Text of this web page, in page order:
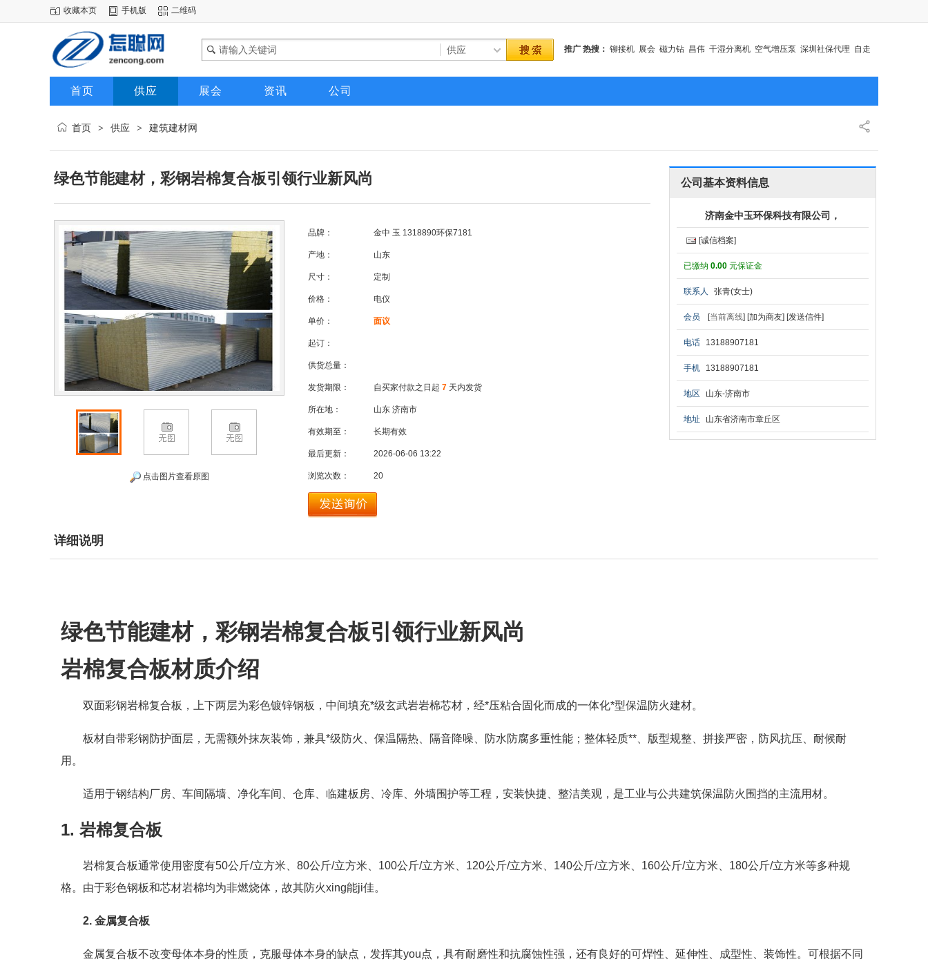
收藏本页 手机版 二维码
推广 热搜： 铆接机 展会 磁力钻 昌伟 干湿分离机 空气增压泵 深圳社保代理 自走
首页 供应 展会 资讯 公司
首页 > 供应 > 建筑建材网
绿色节能建材，彩钢岩棉复合板引领行业新风尚
点击图片查看原图
品牌： 金中 玉 1318890环保7181
产地： 山东
尺寸： 定制
价格： 电仪
单价： 面议
起订：
供货总量：
发货期限： 自买家付款之日起 7 天内发货
所在地： 山东 济南市
有效期至： 长期有效
最后更新： 2026-06-06 13:22
浏览次数： 20
公司基本资料信息
济南金中玉环保科技有限公司，
[诚信档案]
已缴纳 0.00 元保证金
联系人 张青(女士)
会员 [当前离线] [加为商友] [发送信件]
电话 13188907181
手机 13188907181
地区 山东-济南市
地址 山东省济南市章丘区
详细说明
绿色节能建材，彩钢岩棉复合板引领行业新风尚
岩棉复合板材质介绍
双面彩钢岩棉复合板，上下两层为彩色镀锌钢板，中间填充*级玄武岩岩棉芯材，经*压粘合固化而成的一体化*型保温防火建材。
板材自带彩钢防护面层，无需额外抹灰装饰，兼具*级防火、保温隔热、隔音降噪、防水防腐多重性能；整体轻质**、版型规整、拼接严密，防风抗压、耐候耐
用。
适用于钢结构厂房、车间隔墙、净化车间、仓库、临建板房、冷库、外墙围护等工程，安装快捷、整洁美观，是工业与公共建筑保温防火围挡的主流用材。
1. 岩棉复合板
岩棉复合板通常使用密度有50公斤/立方米、80公斤/立方米、100公斤/立方米、120公斤/立方米、140公斤/立方米、160公斤/立方米、180公斤/立方米等多种规
格。由于彩色钢板和芯材岩棉均为非燃烧体，故其防火xing能ji佳。
2. 金属复合板
金属复合板不改变母体本身的性质，克服母体本身的缺点，发挥其you点，具有耐磨性和抗腐蚀性强，还有良好的可焊性、延伸性、成型性、装饰性。可根据不同